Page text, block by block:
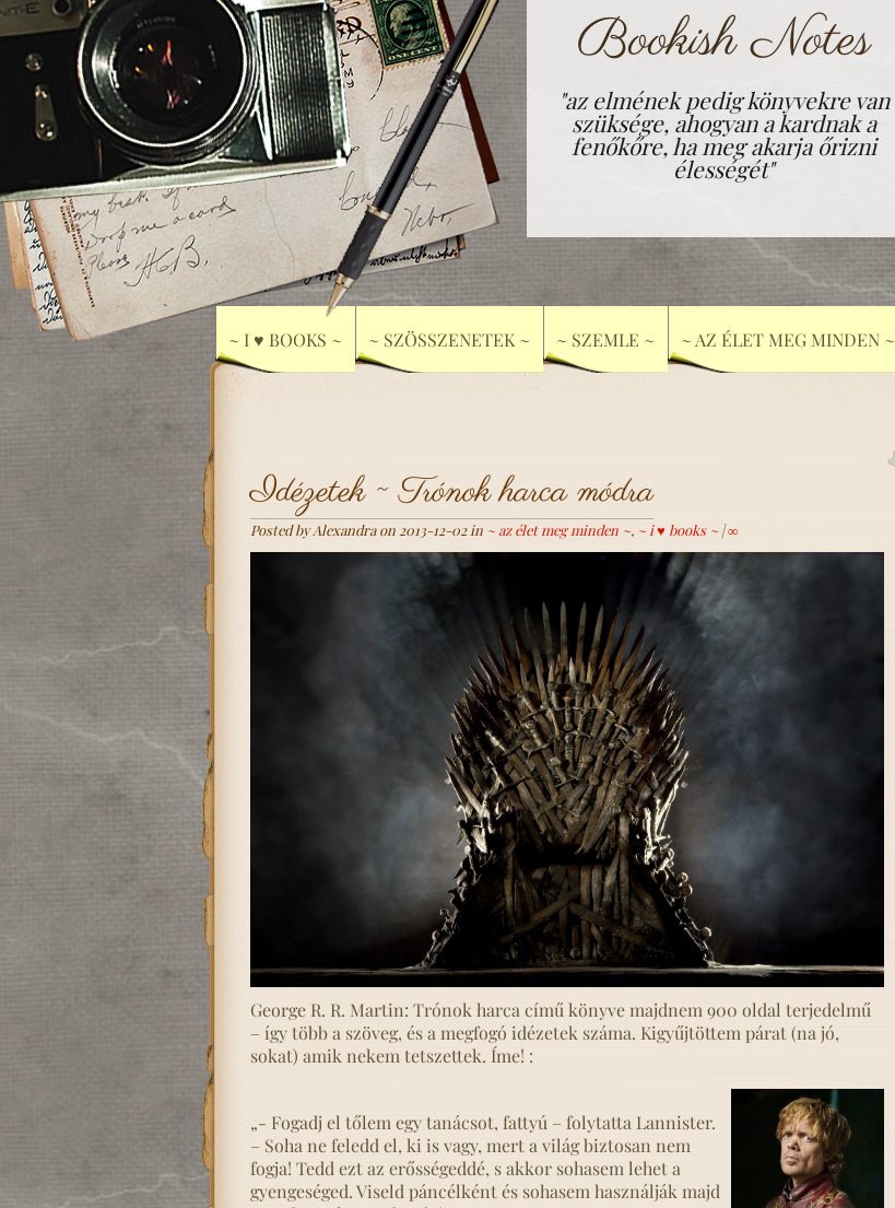
Bookish Notes
"az elmének pedig könyvekre van
szüksége, ahogyan a kardnak a
fenőkőre, ha meg akarja őrizni
élességét"
~ I ♥ BOOKS ~ ~ SZÖSSZENETEK ~ ~ SZEMLE ~ ~ AZ ÉLET MEG MINDEN ~
Idézetek ~ Trónok harca módra
Posted by Alexandra on 2013-12-02 in ~ az élet meg minden ~, ~ i ♥ books ~|∞
George R. R. Martin: Trónok harca című könyve majdnem 900 oldal terjedelmű
– így több a szöveg, és a megfogó idézetek száma. Kigyűjtöttem párat (na jó,
sokat) amik nekem tetszettek. Íme! :
„- Fogadj el tőlem egy tanácsot, fattyú – folytatta Lannister.
– Soha ne feledd el, ki is vagy, mert a világ biztosan nem
fogja! Tedd ezt az erősségeddé, s akkor sohasem lehet a
gyengeséged. Viseld páncélként és sohasem használják majd